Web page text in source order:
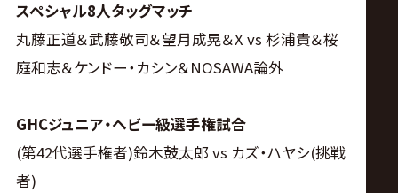
スペシャル8人タッグマッチ
丸藤正道＆武藤敬司＆望月成晃＆X vs 杉浦貴＆桜
庭和志＆ケンドー・カシン＆NOSAWA論外
GHCジュニア・ヘビー級選手権試合
(第42代選手権者)鈴木鼓太郎 vs カズ・ハヤシ(挑戦
者)